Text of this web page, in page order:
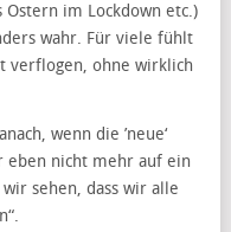
im Lockdown etc.)
wahr. Für viele fühlt
verflogen, ohne wirklich
wenn die ’neue‘
nicht mehr auf ein
sehen, dass wir alle